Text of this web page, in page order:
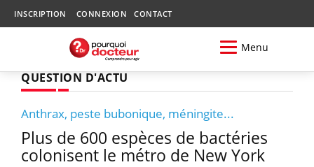
INSCRIPTION CONNEXION CONTACT
Menu
QUESTION D'ACTU
Anthrax, peste bubonique, méningite...
Plus de 600 espèces de bactéries
colonisent le métro de New York